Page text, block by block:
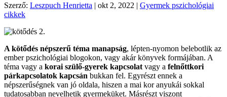
Szerző: Leszpuch Henrietta | okt 2, 2022 | Gyermek pszichológiai
cikkek
A kötődés népszerű téma manapság, lépten-nyomon belebotlik az
ember pszichológiai blogokon, vagy akár könyvek formájában. A
téma vagy a korai szülő-gyerek kapcsolat vagy a felnőttkori
párkapcsolatok kapcsán bukkan fel. Egyrészt ennek a
népszerűségnek van jó oldala, hiszen a mai kor anyukái sokkal
tudatosabban nevelhetik gyermeküket. Másrészt viszont